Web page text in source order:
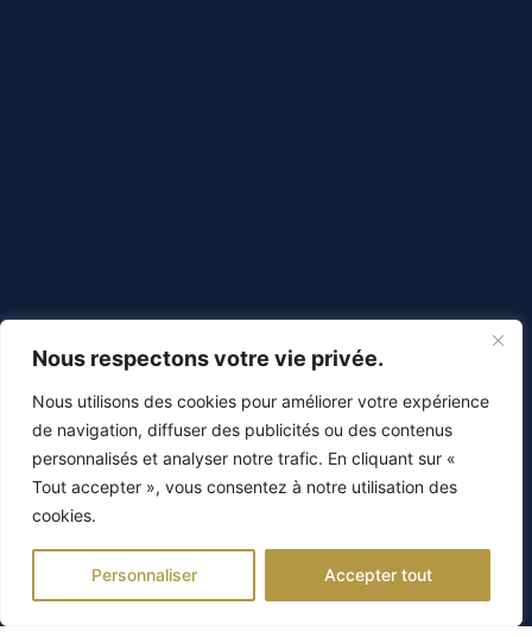
Nous respectons votre vie privée.
Nous utilisons des cookies pour améliorer votre expérience
de navigation, diffuser des publicités ou des contenus
personnalisés et analyser notre trafic. En cliquant sur «
Tout accepter », vous consentez à notre utilisation des
cookies.
Personnaliser Accepter tout